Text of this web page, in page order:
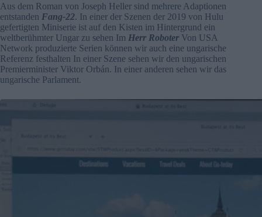
Aus dem Roman von Joseph Heller sind mehrere Adaptionen
entstanden Fang-22. In einer der Szenen der 2019 von Hulu
gefertigten Miniserie ist auf den Kisten im Hintergrund ein
weltberühmter Ungar zu sehen Im Herr Roboter Von USA
Network produzierte Serien können wir auch eine ungarische
Referenz festhalten In einer Szene sehen wir den ungarischen
Premierminister Viktor Orbán. In einer anderen sehen wir das
ungarische Parlament.